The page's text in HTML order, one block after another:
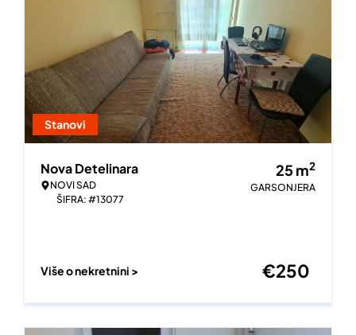
Stanovi
Nova Detelinara
NOVI SAD
ŠIFRA: #13077
25m2
GARSONJERA
Više o nekretnini > €250